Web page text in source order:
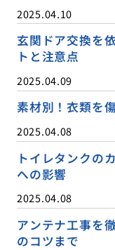
2025.04.10
玄関ドア交換を
トと注意点
2025.04.09
素材別！衣類を
2025.04.08
トイレタンクの
への影響
2025.04.08
アンテナ工事を
のコツまで